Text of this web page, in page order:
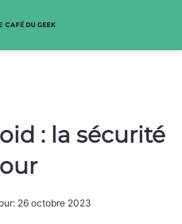
: la sécurité
26 octobre 2023